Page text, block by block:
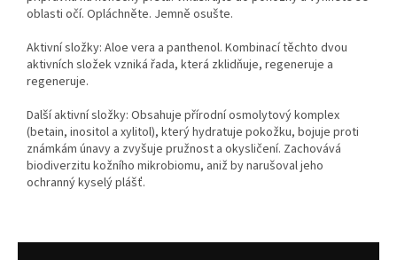
oblasti očí. Opláchněte. Jemně osušte.
Aktivní složky: Aloe vera a panthenol. Kombinací těchto dvou
aktivních složek vzniká řada, která zklidňuje, regeneruje a
regeneruje.
Další aktivní složky: Obsahuje přírodní osmolytový komplex
(betain, inositol a xylitol), který hydratuje pokožku, bojuje proti
známkám únavy a zvyšuje pružnost a okysličení. Zachovává
biodiverzitu kožního mikrobiomu, aniž by narušoval jeho
ochranný kyselý plášť.